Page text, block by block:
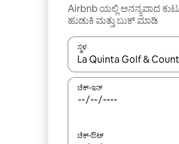
Airbnb ಯಲ್ಲಿ ಅನನ್ಯವಾದ
ಹುಡುಕಿ ಮತ್ತು ಬುಕ್ ಮಾಡಿ
ಸ್ಥಳ
ಫಲಿತಾಂಶಗಳು ಲಭ್ಯವಿರುವಾಗ,
ಚೆಕ್-ಇನ್
ಚೆಕ್-ಔಟ್